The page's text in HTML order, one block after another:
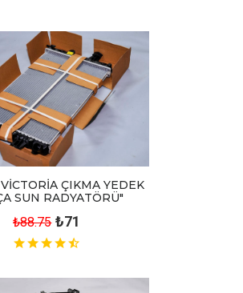
ÇIKMA YEDEK
SUN RADYATÖRÜ"
₺88.75 ₺71